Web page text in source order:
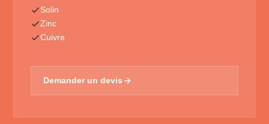
Solin
Zinc
Cuivre
Demander un devis